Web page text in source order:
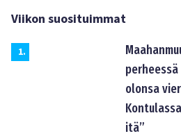
Viikon suosituimmat
1.
olonsa
itä”